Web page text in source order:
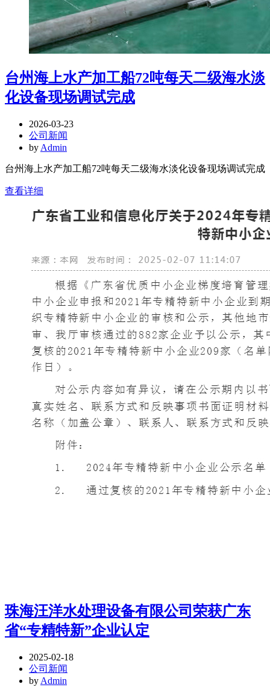
台州海上水产加工船72吨每天二级海水淡
化设备现场调试完成
2026-03-23
公司新闻
by Admin
台州海上水产加工船72吨每天二级海水淡化设备现场调试完成
查看详细
珠海汪洋水处理设备有限公司荣获广东
省“专精特新”企业认定
2025-02-18
公司新闻
by Admin